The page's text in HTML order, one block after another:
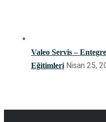
Valeo Servis –
Eğitimleri Nisan 25,